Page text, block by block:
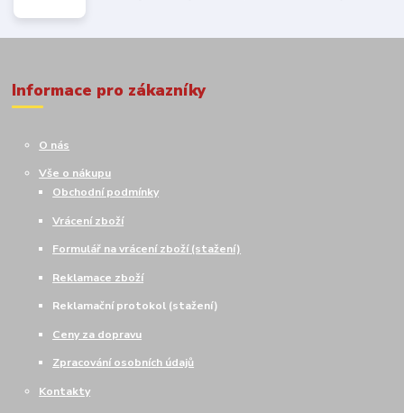
Informace pro zákazníky
O nás
Vše o nákupu
Obchodní podmínky
Vrácení zboží
Formulář na vrácení zboží (stažení)
Reklamace zboží
Reklamační protokol (stažení)
Ceny za dopravu
Zpracování osobních údajů
Kontakty